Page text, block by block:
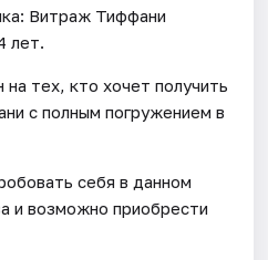
Витраж Тиффани
лет.
тех, кто хочет получить
с полным погружением в
себя в данном
и возможно приобрести